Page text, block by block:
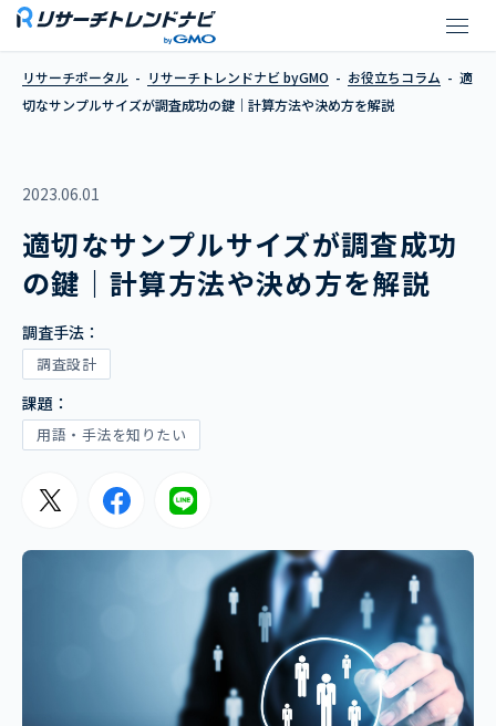
適切なサンプルサイズが調査成
リサーチポータル リサーチトレンドナビ byGMO お役立ちコラム
適
切なサンプルサイズが調査成功の鍵｜計算方法や決め方を解説
2023.06.01
適切なサンプルサイズが調査成功
の鍵｜計算方法や決め方を解説
調査手法：
調査設計
課題：
用語・手法を知りたい